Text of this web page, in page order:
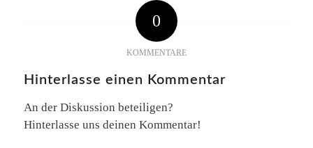
0
KOMMENTARE
Hinterlasse einen Kommentar
An der Diskussion beteiligen?
Hinterlasse uns deinen Kommentar!